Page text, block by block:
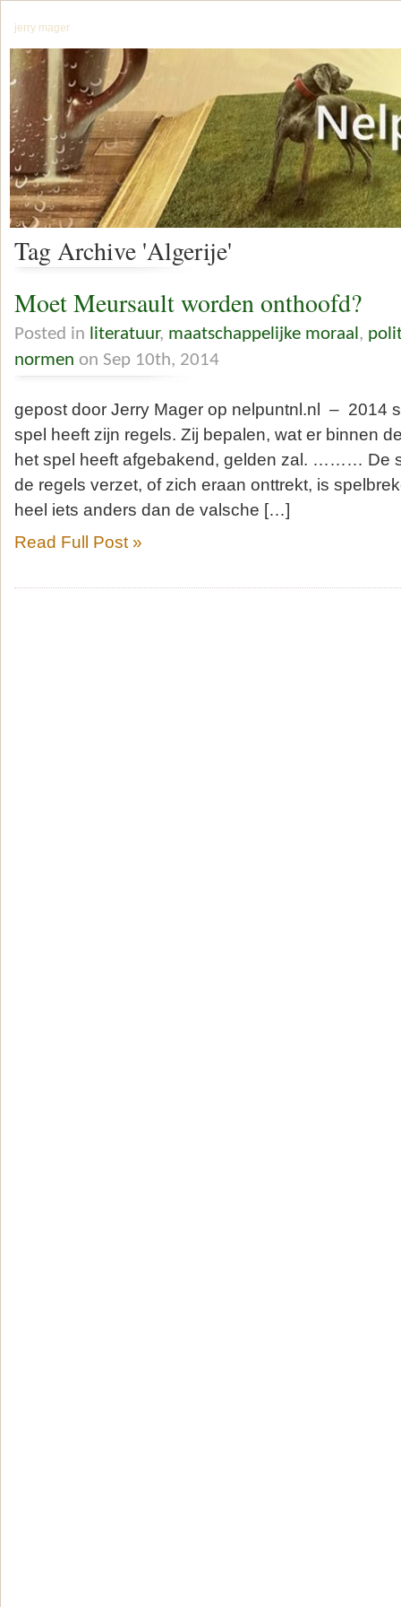
jerry mager
Tag Archive 'Algerije'
Moet Meursault worden onthoofd?
Posted in literatuur, maatschappelijke moraal ,
normen on Sep 10th, 2014
gepost door Jerry Mager op nelpuntnl.nl – 2014
spel heeft zijn regels. Zij bepalen, wat er binnen
het spel heeft afgebakend, gelden zal. ……… De
de regels verzet, of zich eraan onttrekt, is
heel iets anders dan de valsche […]
Read Full Post »